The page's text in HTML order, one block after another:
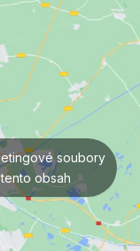
soubory
obsah